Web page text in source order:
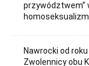
przywództwem”
Nawrocki od
Zwolennicy obu